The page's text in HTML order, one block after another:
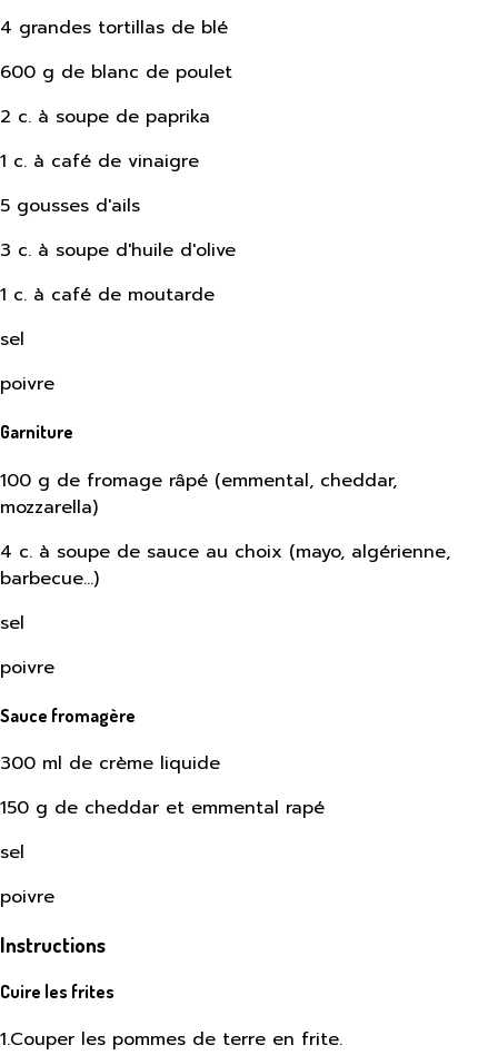
4 grandes tortillas de blé
600 g de blanc de poulet
2 c. à soupe de paprika
1 c. à café de vinaigre
5 gousses d'ails
3 c. à soupe d'huile d'olive
1 c. à café de moutarde
sel
poivre
Garniture
100 g de fromage râpé (emmental, cheddar,
mozzarella)
4 c. à soupe de sauce au choix (mayo, algérienne,
barbecue…)
sel
poivre
Sauce fromagère
300 ml de crème liquide
150 g de cheddar et emmental rapé
sel
poivre
Instructions
Cuire les frites
1.Couper les pommes de terre en frite.